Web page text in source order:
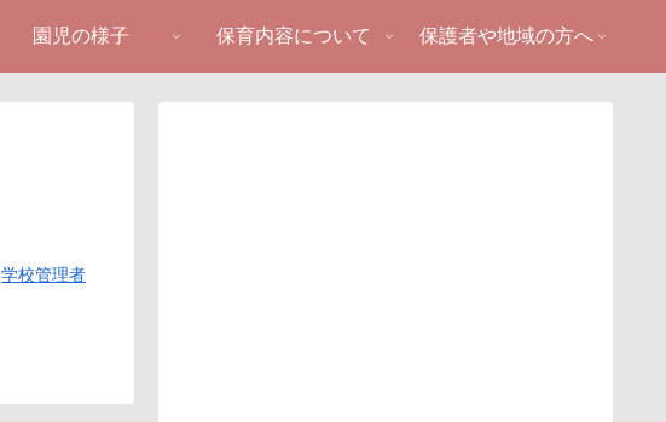
園児の様子 保育内容について 保護者や地域の方へ
学校管理者